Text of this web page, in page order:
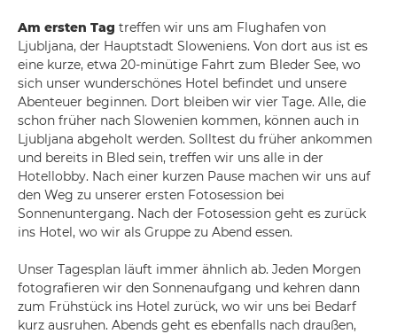
Am ersten Tag treffen wir uns am Flughafen von
Ljubljana, der Hauptstadt Sloweniens. Von dort aus ist es
eine kurze, etwa 20-minütige Fahrt zum Bleder See, wo
sich unser wunderschönes Hotel befindet und unsere
Abenteuer beginnen. Dort bleiben wir vier Tage. Alle, die
schon früher nach Slowenien kommen, können auch in
Ljubljana abgeholt werden. Solltest du früher ankommen
und bereits in Bled sein, treffen wir uns alle in der
Hotellobby. Nach einer kurzen Pause machen wir uns auf
den Weg zu unserer ersten Fotosession bei
Sonnenuntergang. Nach der Fotosession geht es zurück
ins Hotel, wo wir als Gruppe zu Abend essen.
Unser Tagesplan läuft immer ähnlich ab. Jeden Morgen
fotografieren wir den Sonnenaufgang und kehren dann
zum Frühstück ins Hotel zurück, wo wir uns bei Bedarf
kurz ausruhen. Abends geht es ebenfalls nach draußen,